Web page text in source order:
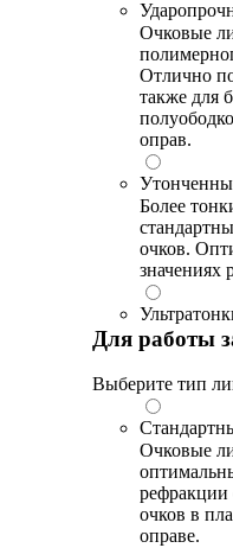
Очковые
Отлично
также для
оправ.
Более
очков.
значениях
Для работы
Выберите тип
Очковые
рефракции
очков в
оправе.